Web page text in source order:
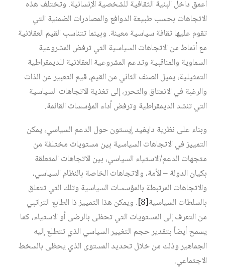
أعمق داخل البنية الثقافية للشخصية الإنسانية. وتختلف هذه
الاتجاهات بحسب طبيعة الدوافع والمصادرات الضمنية التي
تقوم عليها ثقافة سياسية معينة. وبينما تتناسب القيم العقلانية
مع أنماط من الاتجاهات السياسية التي ترفض المشروعية
السماوية والمناقبية وتدعم المشروعية العقلانية للديمقراطية
التمثيلية، يميل الصنف الثاني من القيم، قيم التعبير عن الذات
والرغبة في الانعتاق والتحرر، إلى تغذية الاتجاهات السياسية
التي تنشد الديمقراطية وترفض أداء المؤسسات القائمة.
وبناء على نظرية دايفيد إيستون حول الدعم السياسي، يمكن
التمييز في الاتجاهات السياسية بين مستويات مختلفة من
متجهات الدعم/الاستياء السياسي، بين الاتجاهات المتعلقة
بكيان الدولة – الأمة، والاتجاهات الخاصة بالنظام السياسي،
والاتجاهات المرتبطة بالمؤسسات السياسية وتلك التي تتعلق
بالسلطات السياسية‏[8]
. ويمكن هذا التمييز ذا الطابع التراتبي
من التعرف إلى المستويات التي تحظى بالرضى أو الاستياء، كما
يسمح أيضاً بتقدير حجم التغيير السياسي الذي تتطلع إليه
الجماهير وذلك من خلال تحديد المستوى الذي يحظى بالسخط
الاجتماعي.